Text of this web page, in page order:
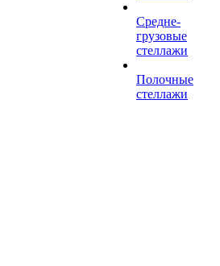
Средне-
грузовые
стеллажи
Полочные
стеллажи